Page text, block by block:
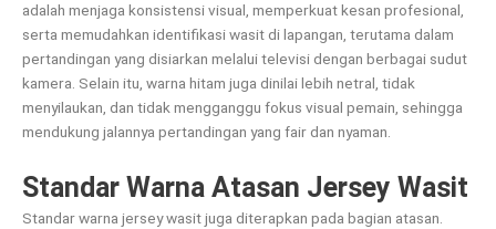
adalah menjaga konsistensi visual, memperkuat kesan profesional,
serta memudahkan identifikasi wasit di lapangan, terutama dalam
pertandingan yang disiarkan melalui televisi dengan berbagai sudut
kamera. Selain itu, warna hitam juga dinilai lebih netral, tidak
menyilaukan, dan tidak mengganggu fokus visual pemain, sehingga
mendukung jalannya pertandingan yang fair dan nyaman.
Standar Warna Atasan Jersey Wasit
Standar warna jersey wasit juga diterapkan pada bagian atasan.